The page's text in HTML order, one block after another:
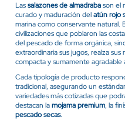
Lassalazones de almadrabason el
curado y maduración delatún rojo
marina como conservante natural.
civilizaciones que poblaron las
del pescado de forma orgánica,
extraordinaria sus jugos, realza
compacta y sumamente agradable
Cada tipología de producto
tradicional, asegurando un
variedades más cotizadas que
destacan lamojama premium, la
pescado secas.